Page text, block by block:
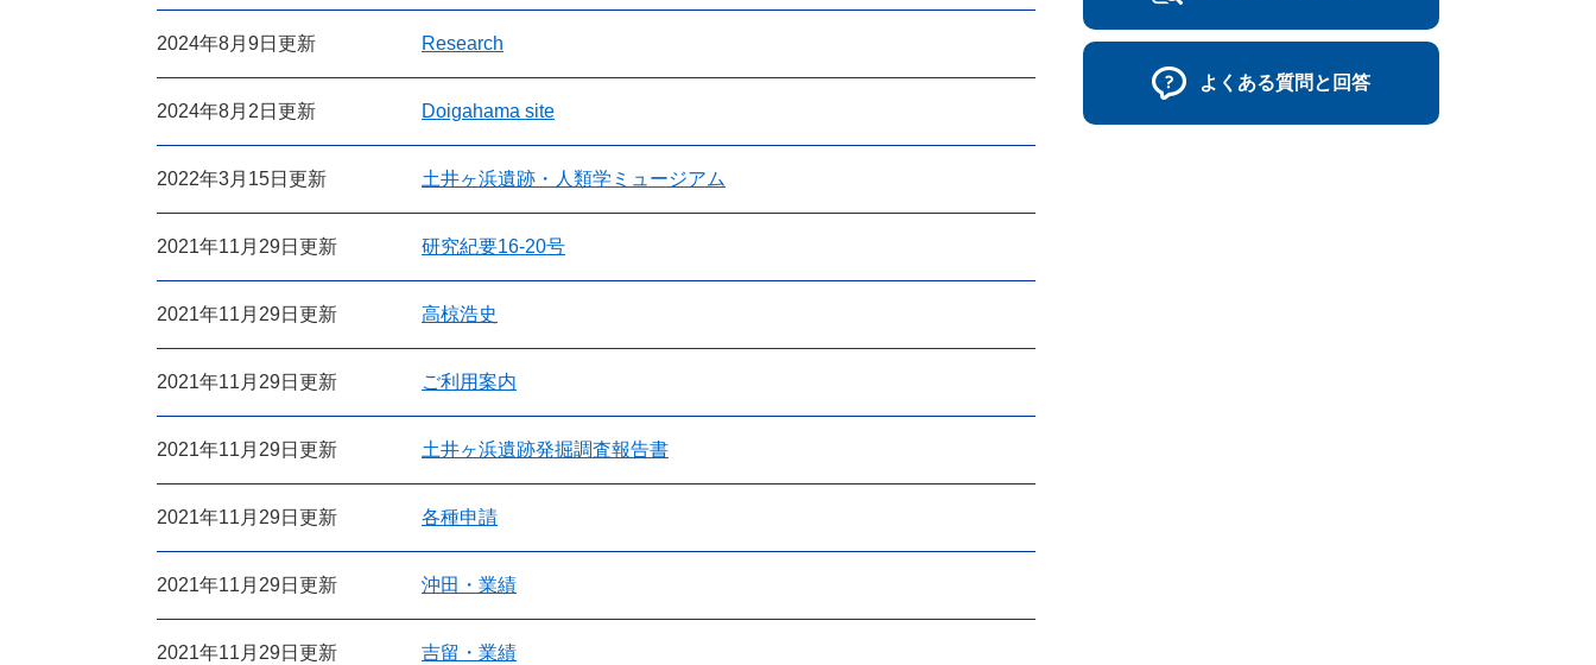
2024年8月9日更新 Research
2024年8月2日更新 Doigahama site
2022年3月15日更新 土井ヶ浜遺跡・人類学ミュージアム
2021年11月29日更新 研究紀要16-20号
2021年11月29日更新 高椋浩史
2021年11月29日更新 ご利用案内
2021年11月29日更新 土井ヶ浜遺跡発掘調査報告書
2021年11月29日更新 各種申請
2021年11月29日更新 沖田・業績
2021年11月29日更新 吉留・業績
よくある質問と回答